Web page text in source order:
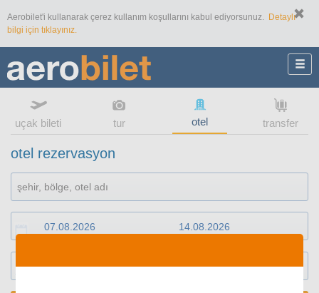
Aerobilet'i kullanarak çerez kullanım koşullarını kabul ediyorsunuz.
Detaylı
bilgi için tıklayınız.
uçak bileti tur otel transfer
otel rezervasyon
1 oda 2 konuk